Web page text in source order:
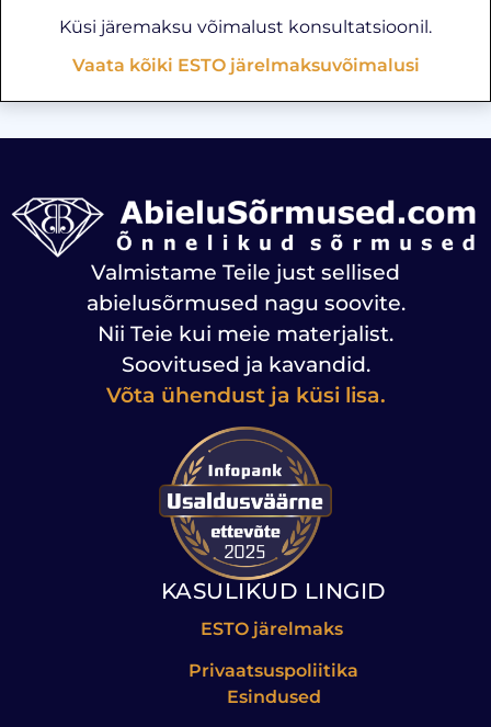
Küsi järemaksu võimalust konsultatsioonil.
Vaata kõiki ESTO järelmaksuvõimalusi
Valmistame Teile just sellised
abielusõrmused nagu soovite.
Nii Teie kui meie materjalist.
Soovitused ja kavandid.
Võta ühendust ja küsi lisa.
KASULIKUD LINGID
ESTO järelmaks
Privaatsuspoliitika
Esindused